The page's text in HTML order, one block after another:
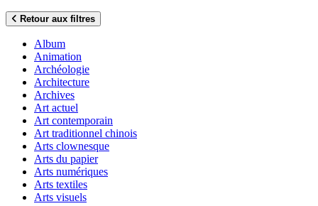
Retour aux filtres
Album
Animation
Archéologie
Architecture
Archives
Art actuel
Art contemporain
Art traditionnel chinois
Arts clownesque
Arts du papier
Arts numériques
Arts textiles
Arts visuels